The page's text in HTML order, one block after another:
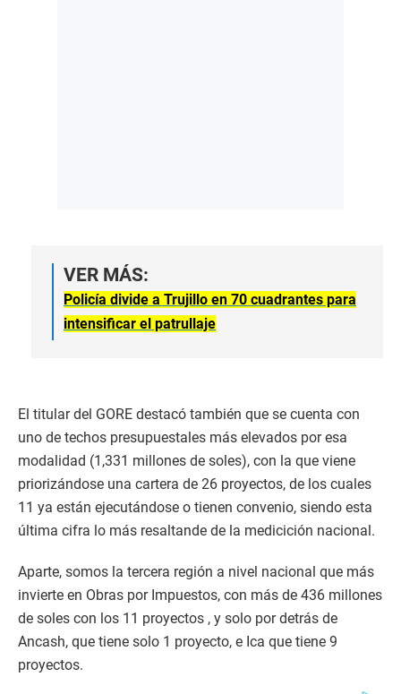
VER MÁS:
Policía divide a Trujillo en 70 cuadrantes para
intensificar el patrullaje
El titular del GORE destacó también que se cuenta con
uno de techos presupuestales más elevados por esa
modalidad (1,331 millones de soles), con la que viene
priorizándose una cartera de 26 proyectos, de los cuales
11 ya están ejecutándose o tienen convenio, siendo esta
última cifra lo más resaltande de la medicición nacional.
Aparte, somos la tercera región a nivel nacional que más
invierte en Obras por Impuestos, con más de 436 millones
de soles con los 11 proyectos , y solo por detrás de
Ancash, que tiene solo 1 proyecto, e Ica que tiene 9
proyectos.